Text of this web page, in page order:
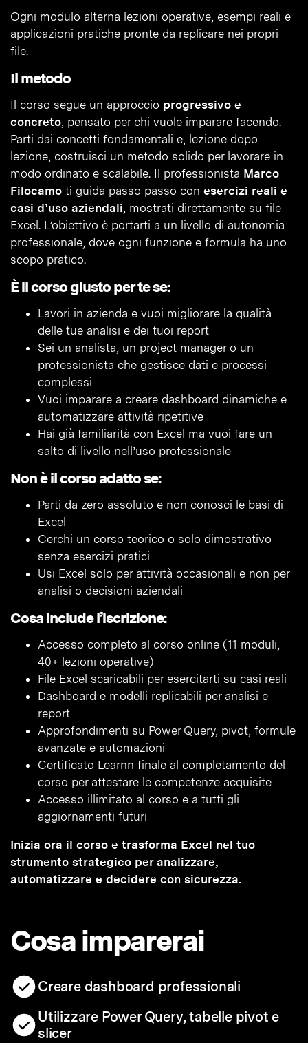
Ogni modulo alterna lezioni operative, esempi reali e
applicazioni pratiche pronte da replicare nei propri
file.
Il metodo
Il corso segue un approccio progressivo e
concreto, pensato per chi vuole imparare facendo.
Parti dai concetti fondamentali e, lezione dopo
lezione, costruisci un metodo solido per lavorare in
modo ordinato e scalabile. Il professionista Marco
Filocamo ti guida passo passo con esercizi reali e
casi d’uso aziendali, mostrati direttamente su file
Excel. L’obiettivo è portarti a un livello di autonomia
professionale, dove ogni funzione e formula ha uno
scopo pratico.
È il corso giusto per te se:
Lavori in azienda e vuoi migliorare la qualità
delle tue analisi e dei tuoi report
Sei un analista, un project manager o un
professionista che gestisce dati e processi
complessi
Vuoi imparare a creare dashboard dinamiche e
automatizzare attività ripetitive
Hai già familiarità con Excel ma vuoi fare un
salto di livello nell’uso professionale
Non è il corso adatto se:
Parti da zero assoluto e non conosci le basi di
Excel
Cerchi un corso teorico o solo dimostrativo
senza esercizi pratici
Usi Excel solo per attività occasionali e non per
analisi o decisioni aziendali
Cosa include l’iscrizione:
Accesso completo al corso online (11 moduli,
40+ lezioni operative)
File Excel scaricabili per esercitarti su casi reali
Dashboard e modelli replicabili per analisi e
report
Approfondimenti su Power Query, pivot, formule
avanzate e automazioni
Certificato Learnn finale al completamento del
corso per attestare le competenze acquisite
Accesso illimitato al corso e a tutti gli
aggiornamenti futuri
Inizia ora il corso e trasforma Excel nel tuo
strumento strategico per analizzare,
automatizzare e decidere con sicurezza.
Cosa imparerai
Creare dashboard professionali
Utilizzare Power Query, tabelle pivot e
slicer